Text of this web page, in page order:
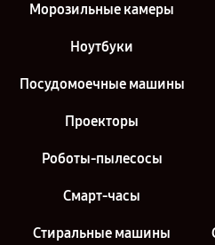
Морозильные камеры
Ноутбуки
Посудомоечные машины
Проекторы
Роботы-пылесосы
Смарт-часы
Стиральные машины